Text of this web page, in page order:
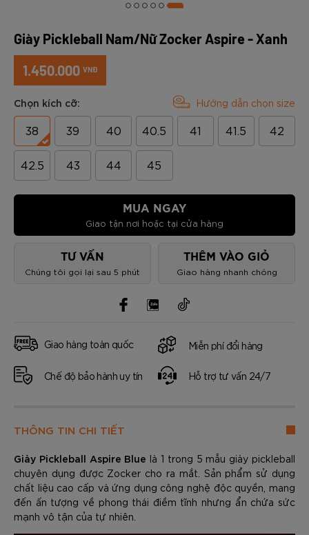
Giày Pickleball Nam/Nữ Zocker Aspire - Xanh
1.450.000 VNĐ
Chọn kích cỡ: Hướng dẫn chọn size
38 39 40 40.5 41 41.5 42
42.5 43 44 45
MUA NGAY
Giao tận nơi hoặc tại cửa hàng
TƯ VẤN
Chúng tôi gọi lại sau 5 phút
THÊM VÀO GIỎ
Giao hàng nhanh chóng
Giao hàng toàn quốc Miễn phí đổi hàng
Chế độ bảo hành uy tín Hỗ trợ tư vấn 24/7
THÔNG TIN CHI TIẾT
Giày Pickleball Aspire Blue là 1 trong 5 mẫu giày pickleball
chuyên dụng được Zocker cho ra mắt. Sản phẩm sử dụng
chất liệu cao cấp và ứng dụng công nghệ độc quyền, mang
đến ấn tượng về phong thái điềm tĩnh nhưng ẩn chứa sức
mạnh vô tận của tự nhiên.